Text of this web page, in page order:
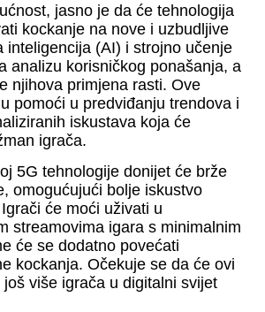
jasno je da će tehnologija
kockanje na nove i uzbudljive
inteligencija (AI) i strojno učenje
analizu korisničkog ponašanja, a
njihova primjena rasti. Ove
pomoći u predviđanju trendova i
iskustava koja će
igrača.
5G tehnologije donijet će brže
omogućujući bolje iskustvo
će moći uživati u
streamovima igara s minimalnim
će se dodatno povećati
kockanja. Očekuje se da će ovi
više igrača u digitalni svijet